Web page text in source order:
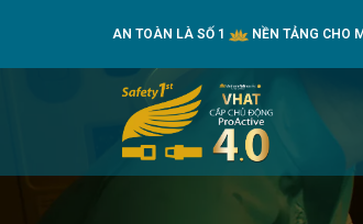
AN TOÀN LÀ SỐ 1 NỀN TẢNG CHO